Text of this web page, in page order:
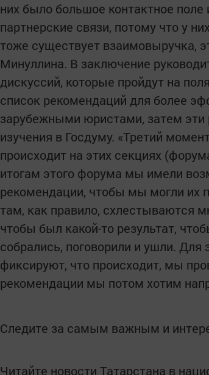
них было большое контактное
партнерские связи, потому что у
тоже существует взаимовыручка,
Минуллина. В заключение
дискуссий, которые пройдут на
список рекомендаций для более
зарубежными юристами, затем эти
изучения в Госдуму. «Третий
происходит на этих секциях
итогам этого форума мы имели
рекомендации, чтобы мы могли их
там, как правило, схлестываются
чтобы был какой-то результат,
собрались, поговорили и ушли.
фиксируют, что происходит, мы
рекомендации мы потом хотим
Следите за самым важным и
Читайте новости Татарстана в